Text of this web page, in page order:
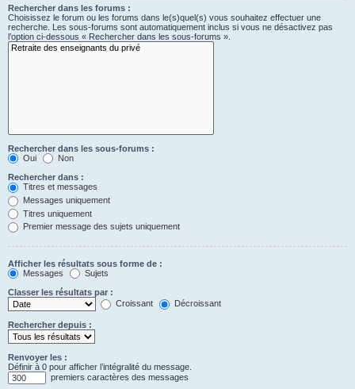
Rechercher dans les forums :
Choisissez le forum ou les forums dans le(s)quel(s) vous souhaitez effectuer une
recherche. Les sous-forums sont automatiquement inclus si vous ne désactivez pas
l’option ci-dessous « Rechercher dans les sous-forums ».
Rechercher dans les sous-forums :
Oui
Non
Rechercher dans :
Titres et messages
Messages uniquement
Titres uniquement
Premier message des sujets uniquement
Afficher les résultats sous forme de :
Messages
Sujets
Classer les résultats par :
Croissant
Décroissant
Rechercher depuis :
Renvoyer les :
Définir à 0 pour afficher l’intégralité du message.
premiers caractères des messages